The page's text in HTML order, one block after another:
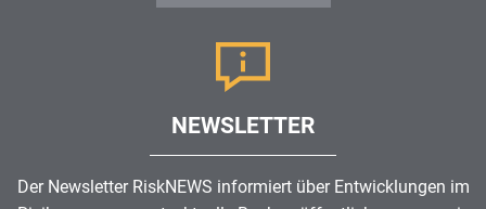
NEWSLETTER
Der Newsletter RiskNEWS informiert über Entwicklungen im